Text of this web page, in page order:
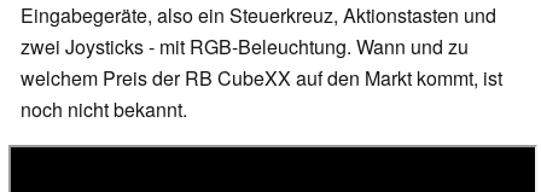
Eingabegeräte, also ein Steuerkreuz, Aktionstasten und
zwei Joysticks - mit RGB-Beleuchtung. Wann und zu
welchem Preis der RB CubeXX auf den Markt kommt, ist
noch nicht bekannt.